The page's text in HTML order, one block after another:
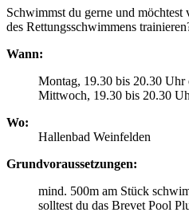
Schwimmst du gerne und möchtest
des Rettungsschwimmens
Wann:
Montag, 19.30 bis 20.30
Mittwoch, 19.30 bis 20.30
Wo:
Hallenbad Weinfelden
Grundvoraussetzungen:
mind. 500m am Stück
solltest du das Brevet Pool